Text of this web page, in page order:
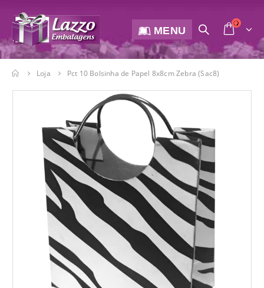
MENU
Loja Pct 10 Bolsinha de Papel 8x8cm Zebra (Sac8)